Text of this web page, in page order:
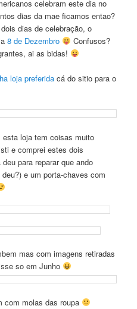
celebram este dia no
dias da mae ficamos entao?
dias de celebração, o
8 de Dezembro
Confusos?
ai as bidas!
loja preferida cá do sitio para o
loja tem coisas muito
e comprei estes dois
para reparar que ando
e um porta-chaves com
mas com imagens retiradas
so em Junho
com molas das roupa